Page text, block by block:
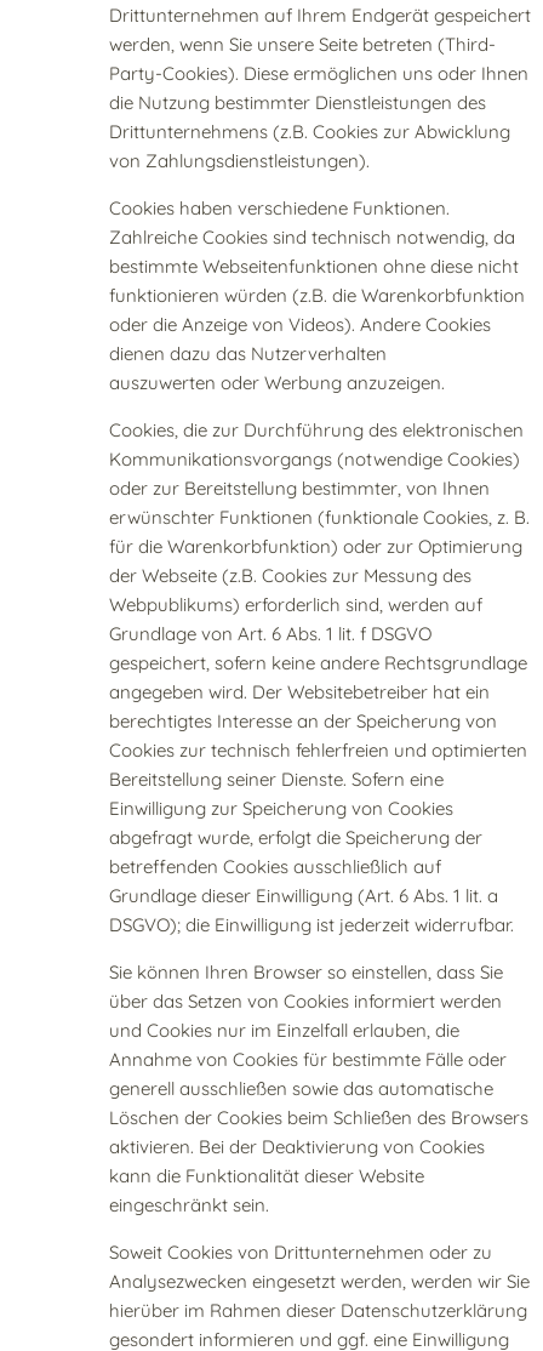
Drittunternehmen auf Ihrem Endgerät gespeichert
werden, wenn Sie unsere Seite betreten (Third-
Party-Cookies). Diese ermöglichen uns oder Ihnen
die Nutzung bestimmter Dienstleistungen des
Drittunternehmens (z.B. Cookies zur Abwicklung
von Zahlungsdienstleistungen).
Cookies haben verschiedene Funktionen.
Zahlreiche Cookies sind technisch notwendig, da
bestimmte Webseitenfunktionen ohne diese nicht
funktionieren würden (z.B. die Warenkorbfunktion
oder die Anzeige von Videos). Andere Cookies
dienen dazu das Nutzerverhalten
auszuwerten oder Werbung anzuzeigen.
Cookies, die zur Durchführung des elektronischen
Kommunikationsvorgangs (notwendige Cookies)
oder zur Bereitstellung bestimmter, von Ihnen
erwünschter Funktionen (funktionale Cookies, z. B.
für die Warenkorbfunktion) oder zur Optimierung
der Webseite (z.B. Cookies zur Messung des
Webpublikums) erforderlich sind, werden auf
Grundlage von Art. 6 Abs. 1 lit. f DSGVO
gespeichert, sofern keine andere Rechtsgrundlage
angegeben wird. Der Websitebetreiber hat ein
berechtigtes Interesse an der Speicherung von
Cookies zur technisch fehlerfreien und optimierten
Bereitstellung seiner Dienste. Sofern eine
Einwilligung zur Speicherung von Cookies
abgefragt wurde, erfolgt die Speicherung der
betreffenden Cookies ausschließlich auf
Grundlage dieser Einwilligung (Art. 6 Abs. 1 lit. a
DSGVO); die Einwilligung ist jederzeit widerrufbar.
Sie können Ihren Browser so einstellen, dass Sie
über das Setzen von Cookies informiert werden
und Cookies nur im Einzelfall erlauben, die
Annahme von Cookies für bestimmte Fälle oder
generell ausschließen sowie das automatische
Löschen der Cookies beim Schließen des Browsers
aktivieren. Bei der Deaktivierung von Cookies
kann die Funktionalität dieser Website
eingeschränkt sein.
Soweit Cookies von Drittunternehmen oder zu
Analysezwecken eingesetzt werden, werden wir Sie
hierüber im Rahmen dieser Datenschutzerklärung
gesondert informieren und ggf. eine Einwilligung